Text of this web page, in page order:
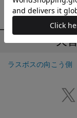
（宝島社）でメデ
天
ラスボスの向こう